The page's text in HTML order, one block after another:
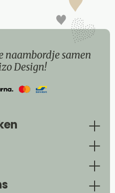
naambordje samen
Design!